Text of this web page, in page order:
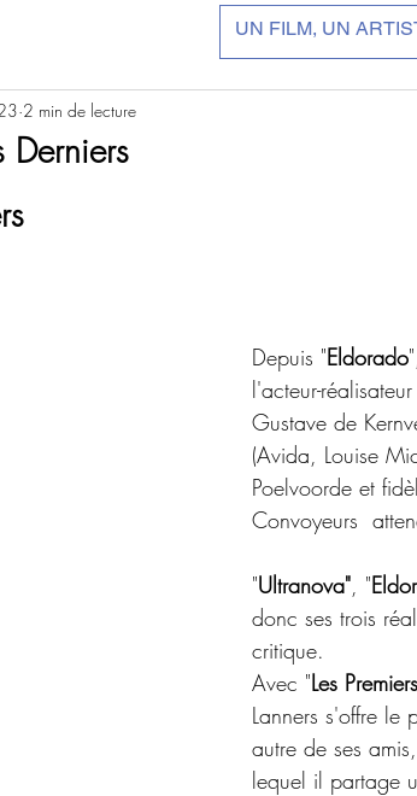
Derniers
2 min de lecture
Depuis "Eldorado
l'acteur-réalisateur
Gustave de
(Avida, Louise
Poelvoorde et
Convoyeurs
"Ultranova", "
donc ses trois
critique.
Avec "Les
Lanners s'offre le
autre de ses
lequel il partage